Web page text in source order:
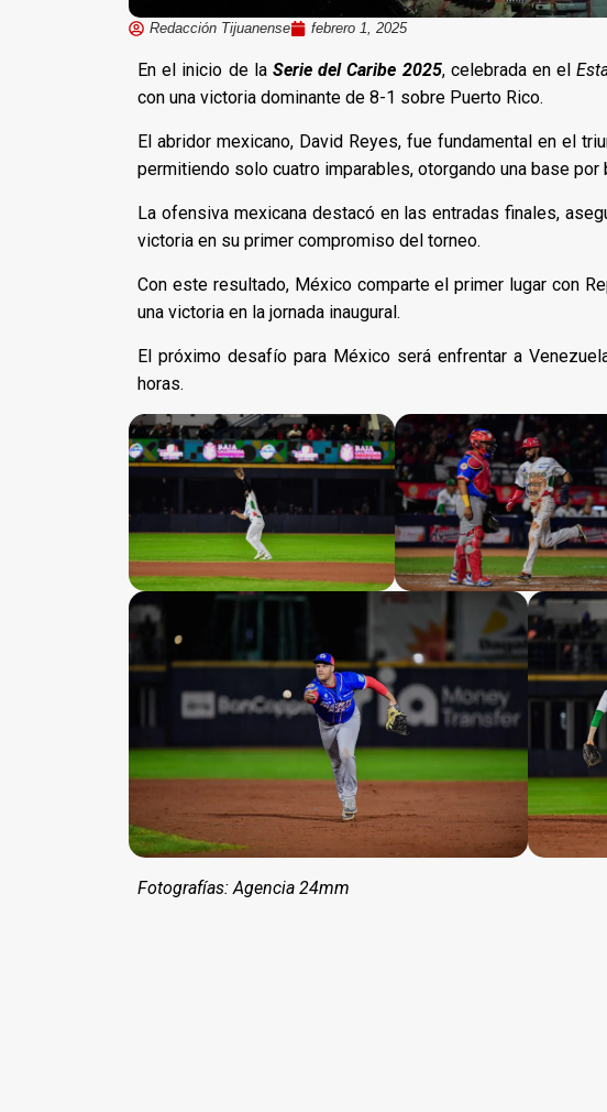
Redacción Tijuanense febrero 1, 2025
En el inicio de la Serie del Caribe 2025, celebrada en el
con una victoria dominante de 8-1 sobre Puerto Rico.
El abridor mexicano, David Reyes, fue fundamental en el
permitiendo solo cuatro imparables, otorgando una base
La ofensiva mexicana destacó en las entradas finales,
victoria en su primer compromiso del torneo.
Con este resultado, México comparte el primer lugar con
una victoria en la jornada inaugural.
El próximo desafío para México será enfrentar a
horas.
Fotografías: Agencia 24mm